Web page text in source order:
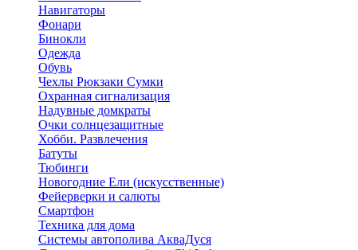
Навигаторы
Фонари
Бинокли
Одежда
Обувь
Чехлы Рюкзаки Сумки
Охранная сигнализация
Надувные домкраты
Очки солнцезащитные
Хобби. Развлечения
Батуты
Тюбинги
Новогодние Ели (искусственные)
Фейерверки и салюты
Смартфон
Техника для дома
Системы автополива АкваДуся